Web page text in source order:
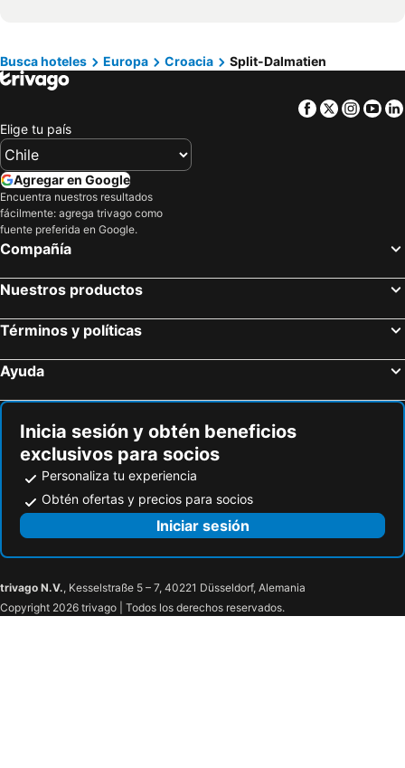
Hoteles en Andalucía
Hoteles en Quintana Roo
Busca hoteles Europa Croacia Split-Dalmatien
Facebook
Twitter
Elige tu país
Agregar en Google
Encuentra nuestros resultados
fácilmente: agrega trivago como
fuente preferida en Google.
Compañía
Nuestros productos
Términos y políticas
Ayuda
Inicia sesión y obtén beneficios
exclusivos para socios
Personaliza tu experiencia
Obtén ofertas y precios para socios
Iniciar sesión
trivago N.V., Kesselstraße 5 – 7, 40221 Düsseldorf, Alemania
Copyright 2026 trivago | Todos los derechos reservados.